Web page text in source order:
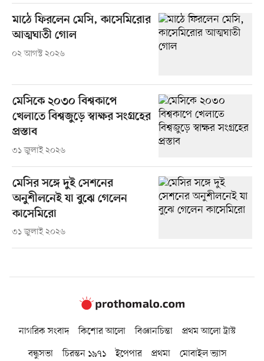
মাঠে ফিরলেন মেসি, কাসেমিরোর
আত্মঘাতী গোল
০২ আগস্ট ২০২৬
মেসিকে ২০৩০ বিশ্বকাপে
খেলাতে বিশ্বজুড়ে স্বাক্ষর সংগ্রহের
প্রস্তাব
৩১ জুলাই ২০২৬
মেসির সঙ্গে দুই সেশনের
অনুশীলনেই যা বুঝে গেলেন
কাসেমিরো
৩১ জুলাই ২০২৬
নাগরিক সংবাদ কিশোর আলো বিজ্ঞানচিন্তা
প্রথম আলো ট্রাস্ট
বন্ধুসভা
চিরন্তন ১৯৭১ ইপেপার প্রথমা মোবাইল ভ্যাস